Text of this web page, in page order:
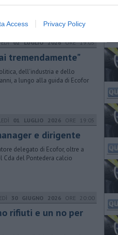
Access Privacy Policy
per la cultura Pontedera, apre
02 LUGLIO 2026ORE 19:05
tremendamente"
dell'industria e dello
a lungo alla guida di Ecofor
01 LUGLIO 2026 ORE 19:05
e dirigente
delegato di Ecofor, oltre a
Cda del Pontedera calcio
30 GIUGNO 2026 ORE 20:00
rifiuti e un no per